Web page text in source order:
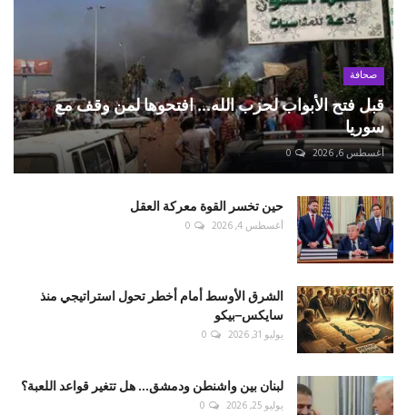
صحافة
قبل فتح الأبواب لحزب الله... افتحوها لمن وقف مع
سوريا
أغسطس 6, 2026 0
حين تخسر القوة معركة العقل
أغسطس 4, 2026 0
الشرق الأوسط أمام أخطر تحول استراتيجي منذ
سايكس–بيكو
يوليو 31, 2026 0
لبنان بين واشنطن ودمشق... هل تتغير قواعد اللعبة؟
يوليو 25, 2026 0